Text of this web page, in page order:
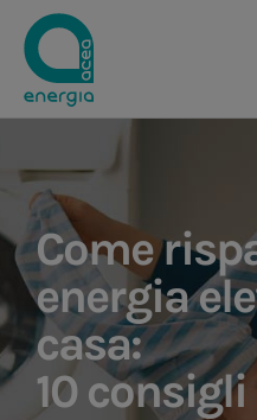
Come
energia
casa:
10